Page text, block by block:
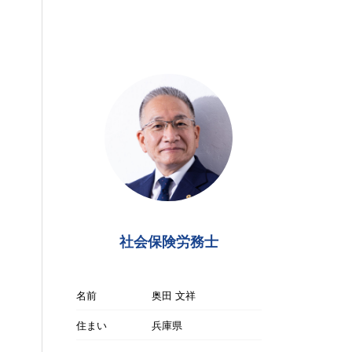
社会保険労務士
名前
奥田 文祥
住まい
兵庫県